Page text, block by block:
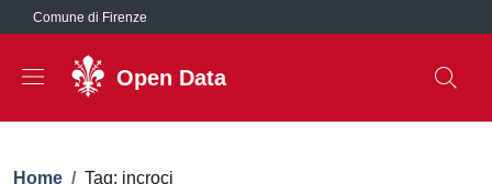
Salta al contenuto principale
Comune di Firenze
Open Data
Briciole di pane
Home / Tag: incroci